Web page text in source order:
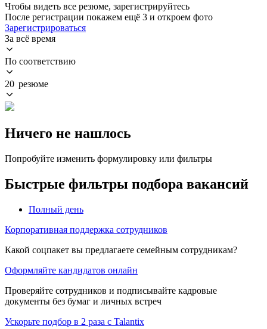
Чтобы видеть все резюме, зарегистрируйтесь
После регистрации покажем ещё 3 и откроем фото
Зарегистрироваться
За всё время
По соответствию
20 резюме
Ничего не нашлось
Попробуйте изменить формулировку или фильтры
Быстрые фильтры подбора вакансий
Полный день
Корпоративная поддержка сотрудников
Какой соцпакет вы предлагаете семейным сотрудникам?
Оформляйте кандидатов онлайн
Проверяйте сотрудников и подписывайте кадровые
документы без бумаг и личных встреч
Ускорьте подбор в 2 раза с Talantix